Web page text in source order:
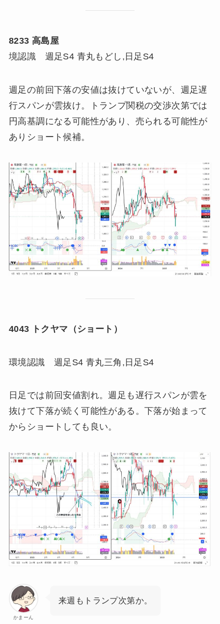
8233 高島屋
境認識 週足S4 青丸もどし,日足S4
週足の前回下落の安値は抜けていないが、週足遅
行スパンが雲抜け。トランプ関税の交渉次第では
円高基調になる可能性があり、売られる可能性が
ありショート候補。
4043 トクヤマ（ショート）
環境認識 週足S4 青丸三角,日足S4
日足では前回安値割れ。週足も遅行スパンが雲を
抜けて下落が続く可能性がある。下落が始まって
からショートしても良い。
かまーん
来週もトランプ次第か。